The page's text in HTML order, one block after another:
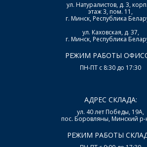
ул. Натуралистов, д. 3,
этаж 3, пом. 11,
г. Минск, Республика
ул. Каховская, д. 37,
г. Минск, Республика
РЕЖИМ РАБОТЫ
ПН-ПТ с 8:30 до 17:30
АДРЕС СКЛАДА:
ул. 40 лет Победы, 19А,
пос. Боровляны, Минский р-
РЕЖИМ РАБОТЫ